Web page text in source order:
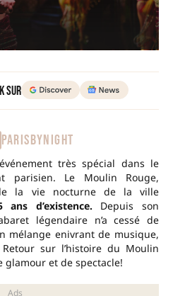
sur
PARISBYNIGHT
très spécial dans le
parisien. Le Moulin Rouge,
la vie nocturne de la ville
ans d’existence. Depuis son
légendaire n’a cessé de
mélange enivrant de musique,
sur l’histoire du Moulin
glamour et de spectacle!